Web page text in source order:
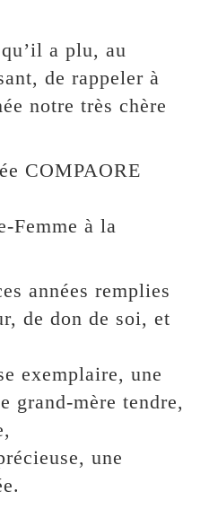
a plu, au
de rappeler à
notre très chère
COMPAORE
Femme à la
années remplies
de don de soi, et
exemplaire, une
grand-mère tendre,
une